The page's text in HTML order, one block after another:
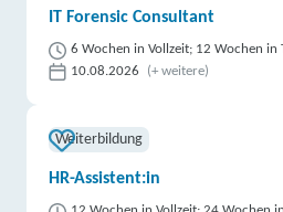
IT Forensic Consultant
6 Wochen in Vollzeit; 12 Wochen in
10.08.2026
(+ weitere)
Weiterbildung
HR-Assistent:in